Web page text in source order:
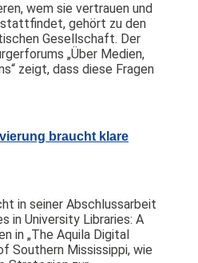
wem sie vertrauen und
gehört zu den
Gesellschaft. Der
„Über Medien,
zeigt, dass diese Fragen
braucht klare
in seiner Abschlussarbeit
in University Libraries: A
in „The Aquila Digital
Southern Mississippi, wie